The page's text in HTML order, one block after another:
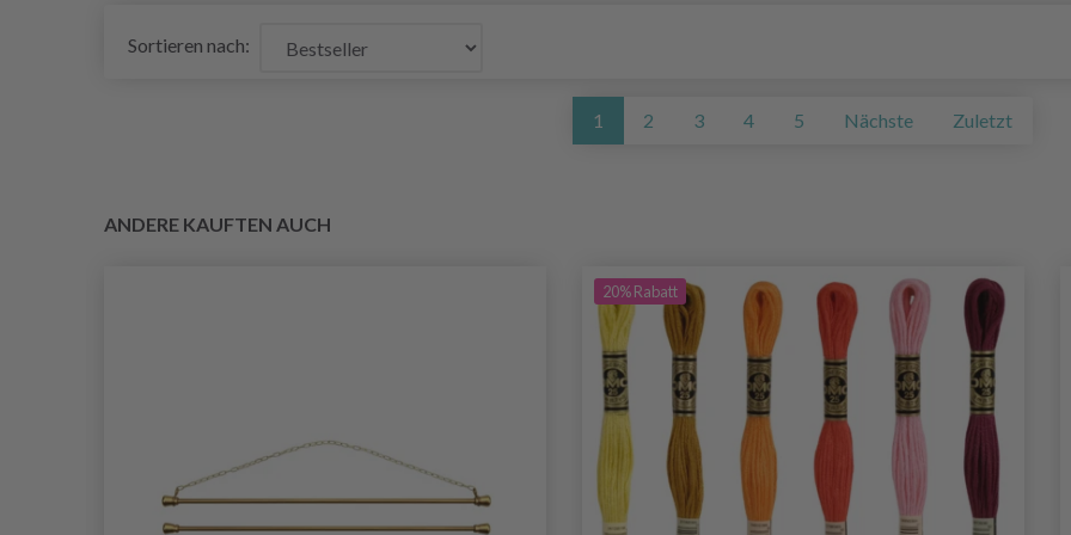
Sortieren nach:
1 2 3 4 5 Nächste Zuletzt
ANDERE KAUFTEN AUCH
20%Rabatt